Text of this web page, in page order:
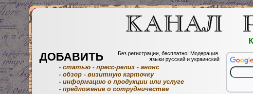
ДОБАВИТЬ
Без регистрации, бесплатно! Модерация.
языки русский и украинский
- статью - пресс-релиз - анонс
- обзор - визитную карточку
- информацию о продукции или услуге
- предложение о сотрудничестве